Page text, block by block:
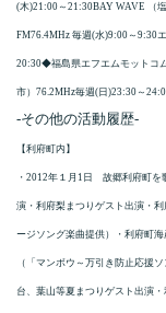
(木)21:00～21:30BAY WAVE （
FM76.4MHz 毎週(水)9:00～9:30
20:30◆福島県エフエムモットコ
市）76.2MHz毎週(日)23:30～
-その他の活動履歴-
【利府町内】
・2012年１月1日 故郷利府町を
演・利府梨まつりゲスト出演・
ージソング楽曲提供）・利府町
（「マンボウ～万引き防止応援
台、葉山等夏まつりゲスト出演